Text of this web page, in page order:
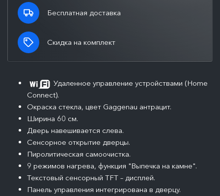
Бесплатная доставка
Скидка на комплект
Удаленное управление устройствами (Home
Connect).
Окраска стекла, цвет Gaggenau антрацит.
Ширина 60 см.
Дверь навешивается слева.
Сенсорное открытие дверцы.
Пиролитическая самоочистка.
9 режимов нагрева, функция "Выпечка на камне".
Текстовый сенсорный TFT – дисплей.
Панель управления интегрирована в дверцу.